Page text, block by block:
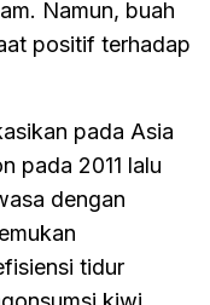
Namun, buah
positif terhadap
pada Asia
pada 2011 lalu
dengan
tidur